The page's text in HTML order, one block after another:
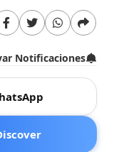
Notificaciones